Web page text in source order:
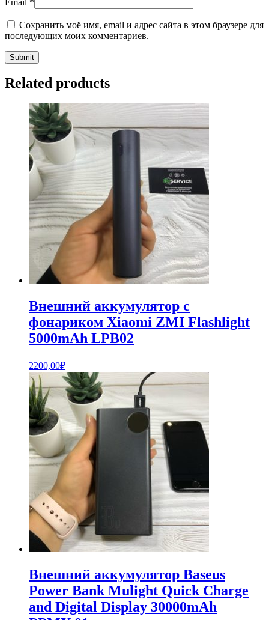
Сохранить моё имя, email и адрес сайта в этом браузере для
последующих моих комментариев.
Related products
Внешний аккумулятор с
фонариком Xiaomi ZMI Flashlight
5000mAh LPB02
2200,00₽
Внешний аккумулятор Baseus
Power Bank Mulight Quick Charge
and Digital Display 30000mAh